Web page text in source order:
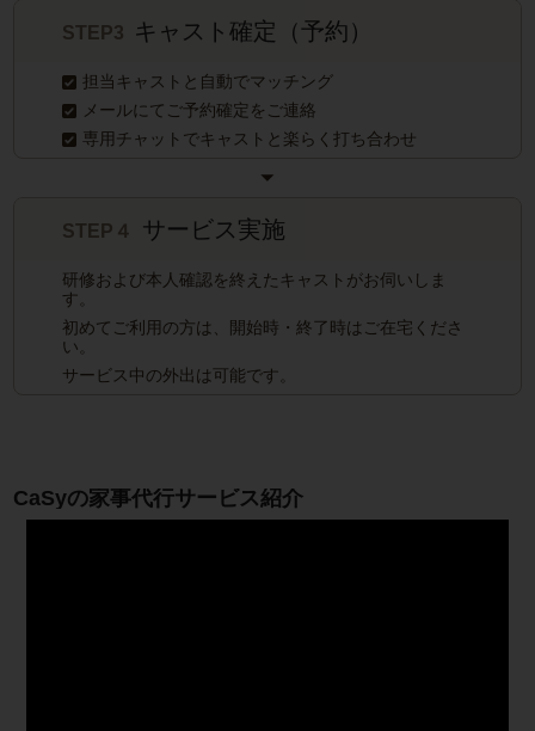
STEP3 キャスト確定（予約）
担当キャストと自動でマッチング
メールにてご予約確定をご連絡
専用チャットでキャストと楽らく打ち合わせ
STEP４ サービス実施
研修および本人確認を終えたキャストがお伺いしま
す。
初めてご利用の方は、開始時・終了時はご在宅くださ
い。
サービス中の外出は可能です。
CaSyの家事代行サービス紹介